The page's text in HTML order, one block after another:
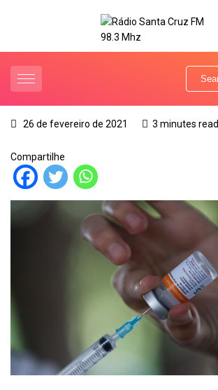
26 de fevereiro de 2021 3 minutes read
Compartilhe